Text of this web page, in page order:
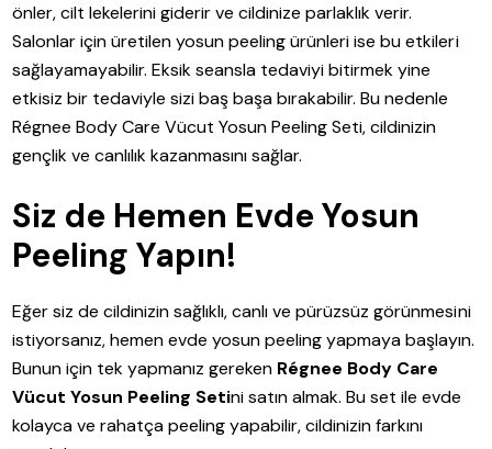
önler, cilt lekelerini giderir ve cildinize parlaklık verir.
Salonlar için üretilen yosun peeling ürünleri ise bu etkileri
sağlayamayabilir. Eksik seansla tedaviyi bitirmek yine
etkisiz bir tedaviyle sizi baş başa bırakabilir. Bu nedenle
Régnee Body Care Vücut Yosun Peeling Seti, cildinizin
gençlik ve canlılık kazanmasını sağlar.
Siz de Hemen Evde Yosun
Peeling Yapın!
Eğer siz de cildinizin sağlıklı, canlı ve pürüzsüz görünmesini
istiyorsanız, hemen evde yosun peeling yapmaya başlayın.
Bunun için tek yapmanız gereken Régnee Body Care
Vücut Yosun Peeling Setini satın almak. Bu set ile evde
kolayca ve rahatça peeling yapabilir, cildinizin farkını